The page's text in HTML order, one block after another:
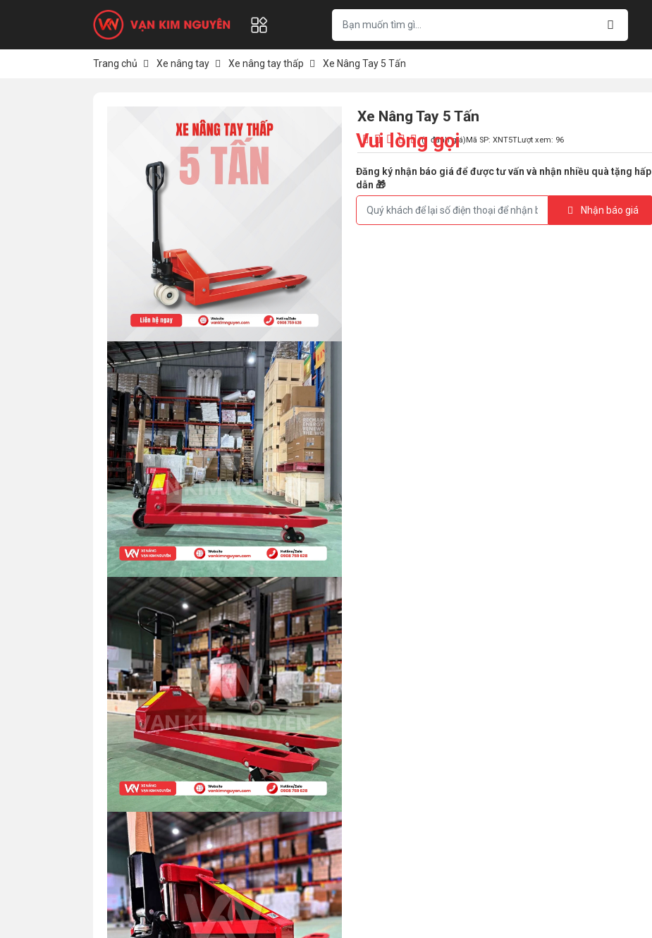
Trang chủ Xe nâng tay Xe nâng tay thấp Xe Nâng Tay 5 Tấn
Xe Nâng Tay 5 Tấn
(1 đánh giá)Mã SP: XNT5TLượt xem: 96
Vui lòng gọi
Đăng ký nhận báo giá để được tư vấn và nhận nhiều quà tặng hấp
dẫn 🎁
Nhận báo giá